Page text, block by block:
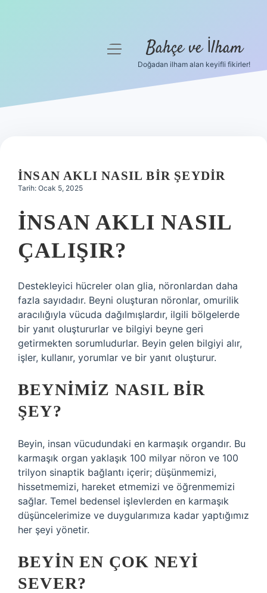
Hakkımızda
menüyü
Bahçe ve İlham
Doğadan ilham alan keyifli fikirler!
İNSAN AKLI NASIL BIR ŞEYDIR
Tarih: Ocak 5, 2025
İNSAN AKLI NASIL
ÇALIŞIR?
Destekleyici hücreler olan glia, nöronlardan daha
fazla sayıdadır. Beyni oluşturan nöronlar, omurilik
aracılığıyla vücuda dağılmışlardır, ilgili bölgelerde
bir yanıt oluştururlar ve bilgiyi beyne geri
getirmekten sorumludurlar. Beyin gelen bilgiyi alır,
işler, kullanır, yorumlar ve bir yanıt oluşturur.
BEYNIMIZ NASIL BIR
ŞEY?
Beyin, insan vücudundaki en karmaşık organdır. Bu
karmaşık organ yaklaşık 100 milyar nöron ve 100
trilyon sinaptik bağlantı içerir; düşünmemizi,
hissetmemizi, hareket etmemizi ve öğrenmemizi
sağlar. Temel bedensel işlevlerden en karmaşık
düşüncelerimize ve duygularımıza kadar yaptığımız
her şeyi yönetir.
BEYIN EN ÇOK NEYI
SEVER?